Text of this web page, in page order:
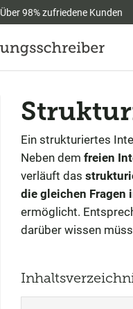
Über 98% zufriedene Kunden
Ein strukturiertes
Neben dem freien
verläuft das
die gleichen Fragen
ermöglicht.
darüber wissen